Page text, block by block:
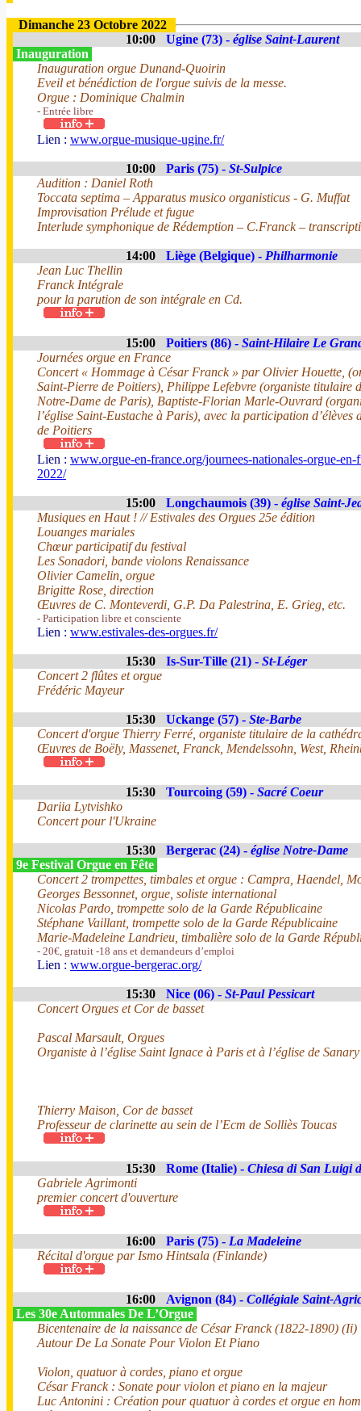
Dimanche 23 Octobre 2022
10:00
Ugine (73) - église Saint-Laurent
Inauguration
Inauguration orgue Dunand-Quoirin
Eveil et bénédiction de l'orgue suivis de la messe.
Orgue : Dominique Chalmin
- Entrée libre
Lien : www.orgue-musique-ugine.fr/
10:00 Paris (75) - St-Sulpice
Audition : Daniel Roth
Toccata septima – Apparatus musico organisticus - G. Muffat
Improvisation Prélude et fugue
Interlude symphonique de Rédemption – C.Franck –
14:00 Liège (Belgique) - Philharmonie
Jean Luc Thellin
Franck Intégrale
pour la parution de son intégrale en Cd.
15:00 Poitiers (86) - Saint-Hilaire Le
Journées orgue en France
Concert « Hommage à César Franck » par Olivier Houette,
Saint-Pierre de Poitiers), Philippe Lefebvre (organiste titulaire
Notre-Dame de Paris), Baptiste-Florian Marle-Ouvrard
l’église Saint-Eustache à Paris), avec la participation d’élèves
de Poitiers
Lien : www.orgue-en-france.org/journees-nationales-orgue-
2022/
15:00 Longchaumois (39) - église Saint-
Musiques en Haut ! // Estivales des Orgues 25e édition
Louanges mariales
Chœur participatif du festival
Les Sonadori, bande violons Renaissance
Olivier Camelin, orgue
Brigitte Rose, direction
Œuvres de C. Monteverdi, G.P. Da Palestrina, E. Grieg, etc.
- Participation libre et consciente
Lien : www.estivales-des-orgues.fr/
15:30 Is-Sur-Tille (21) - St-Léger
Concert 2 flûtes et orgue
Frédéric Mayeur
15:30 Uckange (57) - Ste-Barbe
Concert d'orgue Thierry Ferré, organiste titulaire de la
Œuvres de Boëly, Massenet, Franck, Mendelssohn, West,
15:30 Tourcoing (59) - Sacré Coeur
Dariia Lytvishko
Concert pour l'Ukraine
15:30 Bergerac (24) - église Notre-Dame
9e Festival Orgue en Fête
Concert 2 trompettes, timbales et orgue : Campra, Haendel,
Georges Bessonnet, orgue, soliste international
Nicolas Pardo, trompette solo de la Garde Républicaine
Stéphane Vaillant, trompette solo de la Garde Républicaine
Marie-Madeleine Landrieu, timbalière solo de la Garde
- 20€, gratuit -18 ans et demandeurs d’emploi
Lien : www.orgue-bergerac.org/
15:30 Nice (06) - St-Paul Pessicart
Concert Orgues et Cor de basset
Pascal Marsault, Orgues
Organiste à l’église Saint Ignace à Paris et à l’église de
Thierry Maison, Cor de basset
Professeur de clarinette au sein de l’Ecm de Solliès Toucas
15:30 Rome (Italie) - Chiesa di San Luigi
Gabriele Agrimonti
premier concert d'ouverture
16:00 Paris (75) - La Madeleine
Récital d'orgue par Ismo Hintsala (Finlande)
16:00 Avignon (84) - Collégiale Saint-
Les 30e Automnales De L’Orgue
Bicentenaire de la naissance de César Franck (1822-1890) (Ii)
Autour De La Sonate Pour Violon Et Piano
Violon, quatuor à cordes, piano et orgue
César Franck : Sonate pour violon et piano en la majeur
Luc Antonini : Création pour quatuor à cordes et orgue en